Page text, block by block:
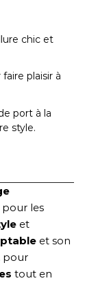
chic et
plaisir à
port à la
style.
pour les
et
et son
pour
tout en